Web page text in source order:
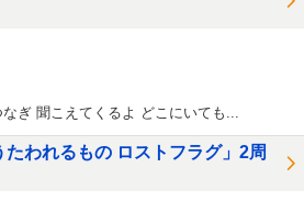
ぎ 聞こえてくるよ どこにいても...
われるもの ロストフラグ」2周